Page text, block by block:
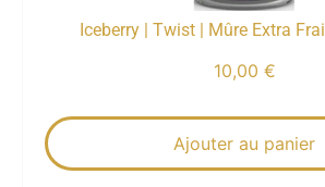
Iceberry | Twist | Mûre Extra
10,00 €
Ajouter au panier